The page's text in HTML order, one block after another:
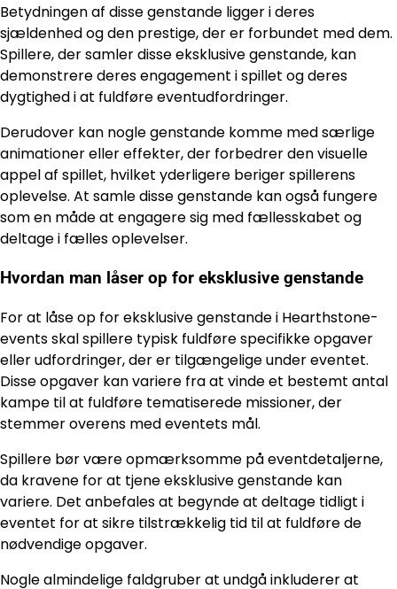
Betydningen af disse genstande ligger i deres
sjældenhed og den prestige, der er forbundet med dem.
Spillere, der samler disse eksklusive genstande, kan
demonstrere deres engagement i spillet og deres
dygtighed i at fuldføre eventudfordringer.
Derudover kan nogle genstande komme med særlige
animationer eller effekter, der forbedrer den visuelle
appel af spillet, hvilket yderligere beriger spillerens
oplevelse. At samle disse genstande kan også fungere
som en måde at engagere sig med fællesskabet og
deltage i fælles oplevelser.
Hvordan man låser op for eksklusive genstande
For at låse op for eksklusive genstande i Hearthstone-
events skal spillere typisk fuldføre specifikke opgaver
eller udfordringer, der er tilgængelige under eventet.
Disse opgaver kan variere fra at vinde et bestemt antal
kampe til at fuldføre tematiserede missioner, der
stemmer overens med eventets mål.
Spillere bør være opmærksomme på eventdetaljerne,
da kravene for at tjene eksklusive genstande kan
variere. Det anbefales at begynde at deltage tidligt i
eventet for at sikre tilstrækkelig tid til at fuldføre de
nødvendige opgaver.
Nogle almindelige faldgruber at undgå inkluderer at